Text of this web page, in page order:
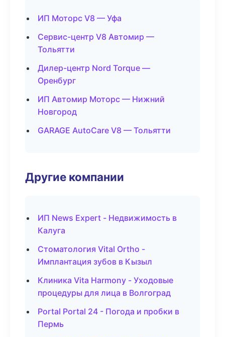
ИП Моторс V8 — Уфа
Сервис-центр V8 Автомир —
Тольятти
Дилер-центр Nord Torque —
Оренбург
ИП Автомир Моторс — Нижний
Новгород
GARAGE AutoCare V8 — Тольятти
Другие компании
ИП News Expert - Недвижимость в
Калуга
Стоматология Vital Ortho -
Имплантация зубов в Кызыл
Клиника Vita Harmony - Уходовые
процедуры для лица в Волгоград
Portal Portal 24 - Погода и пробки в
Пермь